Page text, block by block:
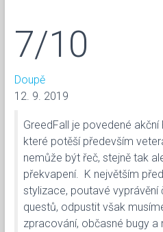
7/10
Doupě
12. 9. 2019
GreedFall je povedené akční
které potěší především
nemůže být řeč, stejně tak
překvapení. K největším
stylizace, poutavé
questů, odpustit však
zpracování, občasné bugy a